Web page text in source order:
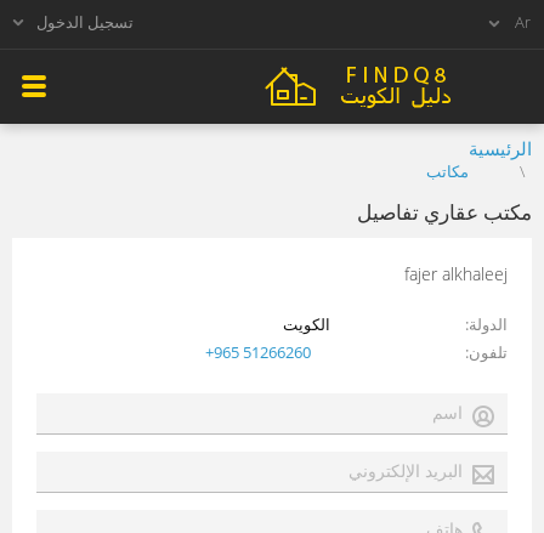
تسجيل الدخول
الرئيسية
مكاتب
مكتب عقاري تفاصيل
fajer alkhaleej
الدولة
الكويت
تلفون
+965 51266260